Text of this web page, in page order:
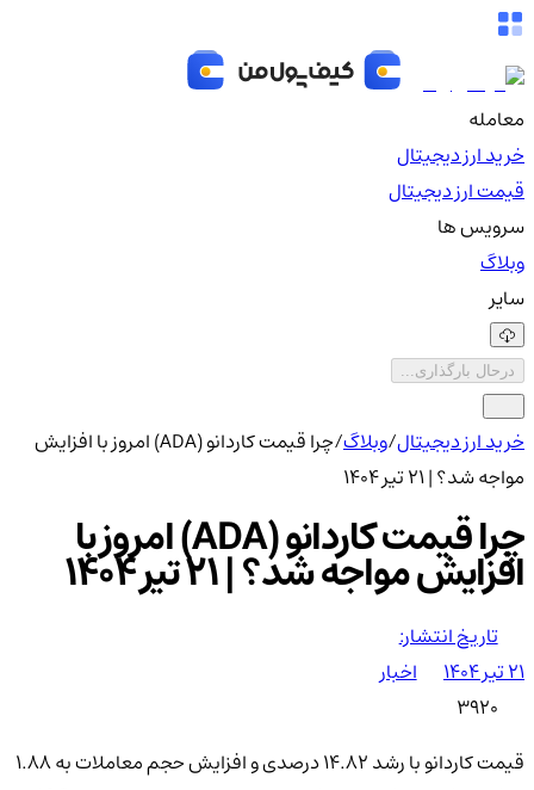
معامله
خرید ارز دیجیتال
قیمت ارز دیجیتال
سرویس ها
وبلاگ
سایر
درحال بارگذاری...
خرید ارز دیجیتال/وبلاگ/
چرا قیمت کاردانو (ADA) امروز با افزایش
مواجه شد؟ | ۲۱ تیر ۱۴۰۴
چرا قیمت کاردانو (ADA) امروز با
افزایش مواجه شد؟ | ۲۱ تیر ۱۴۰۴
تاریخ انتشار:
۲۱ تیر ۱۴۰۴
اخبار
3920
قیمت کاردانو با رشد ۱۴.۸۲ درصدی و افزایش حجم معاملات به ۱.۸۸